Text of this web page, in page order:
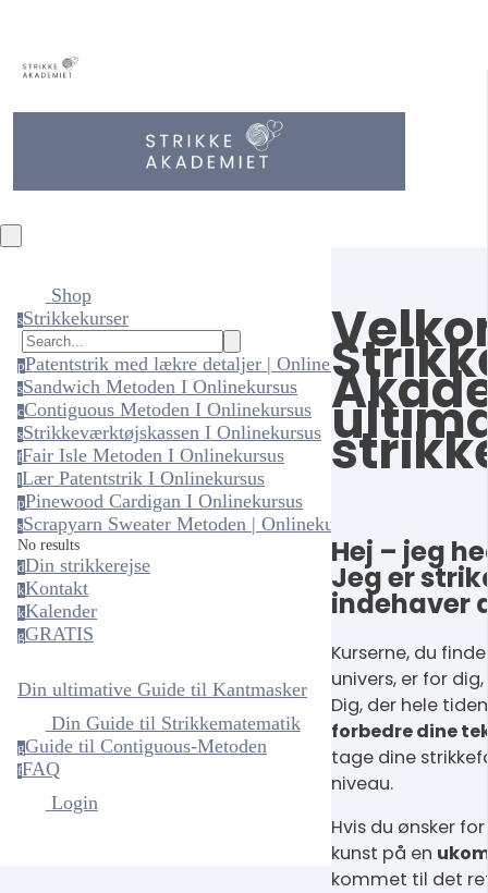
Shop
sStrikkekurser
pPatentstrik med lækre detaljer | Onlinekursus
sSandwich Metoden I Onlinekursus
cContiguous Metoden I Onlinekursus
sStrikkeværktøjskassen I Onlinekursus
fFair Isle Metoden I Onlinekursus
lLær Patentstrik I Onlinekursus
pPinewood Cardigan I Onlinekursus
sScrapyarn Sweater Metoden | Onlinekursus
No results
dDin strikkerejse
kKontakt
kKalender
gGRATIS
Din ultimative Guide til Kantmasker
Din Guide til Strikkematematik
gGuide til Contiguous-Metoden
fFAQ
Login
Hej – jeg
Jeg er
indehaver
Kurserne, du
univers, er for
Dig, der hele
forbedre dine
tage dine
niveau.
Hvis du ønsker
kunst på en
kommet til det